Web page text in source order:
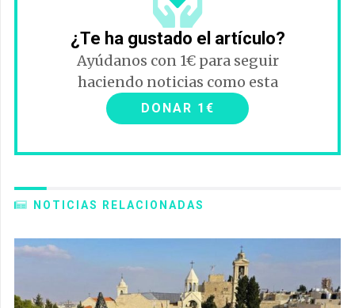
¿Te ha gustado el artículo?
Ayúdanos con 1€ para seguir
haciendo noticias como esta
DONAR 1€
NOTICIAS RELACIONADAS